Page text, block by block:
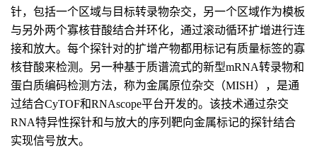
针，包括一个区域与目标转录物杂交，另一个区域作为模板
与另外两个寡核苷酸结合并环化，通过滚动循环扩增进行连
接和放大。每个探针对的扩增产物都用标记有质量标签的寡
核苷酸来检测。另一种基于质谱流式的新型mRNA转录物和
蛋白质编码检测方法，称为金属原位杂交（MISH），是通
过结合CyTOF和RNAscope平台开发的。该技术通过杂交
RNA特异性探针和与放大的序列靶向金属标记的探针结合
实现信号放大。